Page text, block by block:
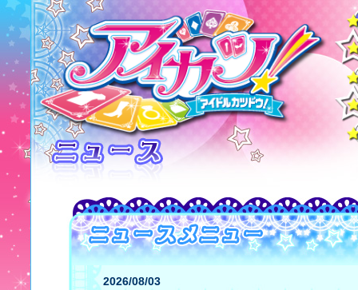
2026/08/03